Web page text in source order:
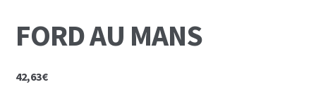
FORD AU MANS
42,63€